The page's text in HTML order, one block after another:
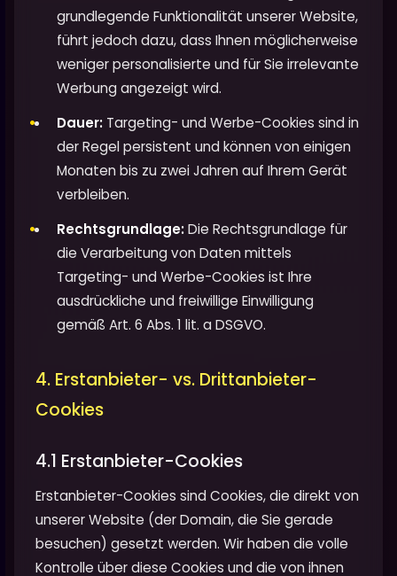
grundlegende Funktionalität unserer Website,
führt jedoch dazu, dass Ihnen möglicherweise
weniger personalisierte und für Sie irrelevante
Werbung angezeigt wird.
Dauer: Targeting- und Werbe-Cookies sind in
der Regel persistent und können von einigen
Monaten bis zu zwei Jahren auf Ihrem Gerät
verbleiben.
Rechtsgrundlage:Die Rechtsgrundlage für
die Verarbeitung von Daten mittels
Targeting- und Werbe-Cookies ist Ihre
ausdrückliche und freiwillige Einwilligung
gemäß Art. 6 Abs. 1 lit. a DSGVO.
4. Erstanbieter- vs. Drittanbieter-
Cookies
4.1 Erstanbieter-Cookies
Erstanbieter-Cookies sind Cookies, die direkt von
unserer Website (der Domain, die Sie gerade
besuchen) gesetzt werden. Wir haben die volle
Kontrolle über diese Cookies und die von ihnen